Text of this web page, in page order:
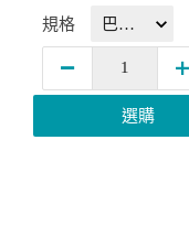
規格
選購